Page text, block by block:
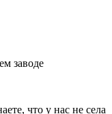
заводе
что у нас не села